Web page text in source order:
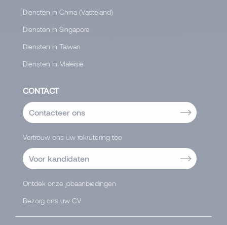
Diensten in China (Vasteland)
Diensten in Singapore
Diensten in Taiwan
Diensten in Maleisië
CONTACT
Contacteer ons
Vertrouw ons uw rekrutering toe
Voor kandidaten
Ontdek onze jobaanbiedingen
Bezorg ons uw CV